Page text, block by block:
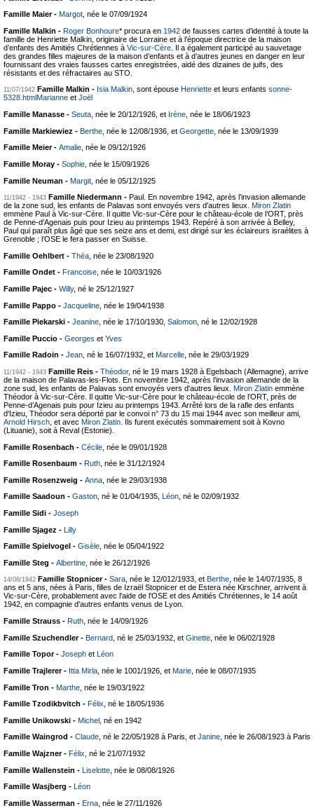
Famille Maier - Margot , née le 07/09/1924
Famille Malkin - Roger Bonhoure* procura en 1942 de fausses cartes d’identité à toute la
famille de Henriette Malkin, originaire de Lorraine et à l’époque directrice de la maison
d’enfants des Amitiés Chrétiennes à Vic-sur-Cère . Il a également participé au sauvetage
des grandes filles majeures de la maison d’enfants et à d’autres jeunes en danger en leur
fournissant des vraies fausses cartes enregistrées, aidé des dizaines de juifs, des
résistants et des réfractaires au STO.
11/07/1942 Famille Malkin - Isia Malkin, sont épouse Henriette et leurs enfants sonne-
5328.htmlMarianne et Joël
Famille Manasse - Seuta , née le 20/12/1926, et Irène , née le 18/06/1923
Famille Markiewiez - Berthe , née le 12/08/1936, et Georgette , née le 13/09/1939
Famille Meier - Amalie , née le 09/12/1926
Famille Moray - Sophie , née le 15/09/1926
Famille Neuman - Margit , née le 05/12/1925
11/1942 - 1943 Famille Niedermann - Paul. En novembre 1942, après l’invasion allemande
de la zone sud, les enfants de Palavas sont envoyés vers d'autres lieux. Miron Zlatin
emmène Paul à Vic-sur-Cère. Il quitte Vic-sur-Cère pour le château-école de l’ORT, près
de Penne-d’Agenais puis pour Izieu au printemps 1943. Repéré à son arrivée à Belley,
Paul qui paraît plus âgé que ses seize ans et demi, est dirigé sur les éclaireurs israélites à
Grenoble ; l’OSE le fera passer en Suisse.
Famille Oehlbert - Théa , née le 23/08/1920
Famille Ondet - Francoise , née le 10/03/1926
Famille Pajec - Willy, né le 25/12/1927
Famille Pappo - Jacqueline , née le 19/04/1938
Famille Piekarski - Jeanine , née le 17/10/1930, Salomon , né le 12/02/1928
Famille Puccio - Georges et Yves
Famille Radoin - Jean , né le 16/07/1932, et Marcelle , née le 29/03/1929
11/1942 - 1943 Famille Reis - Théodor, né le 19 mars 1928 à Egelsbach (Allemagne), arrive
de la maison de Palavas-les-Flots. En novembre 1942, après l’invasion allemande de la
zone sud, les enfants de Palavas sont envoyés vers d'autres lieux. Miron Zlatin emmène
Théodor à Vic-sur-Cère. Il quitte Vic-sur-Cère pour le château-école de l’ORT, près de
Penne-d’Agenais puis pour Izieu au printemps 1943. Arrêté lors de la rafle des enfants
d'Izieu, Théodor sera déporté par le convoi n° 73 du 15 mai 1944 avec son meilleur ami,
Arnold Hirsch , et avec Miron Zlatin . Ils furent exécutés sommairement soit à Kovno
(Lituanie), soit à Reval (Estonie).
Famille Rosenbach - Cécile , née le 09/01/1928
Famille Rosenbaum - Ruth , née le 31/12/1924
Famille Rosenzweig - Anna , née le 29/03/1938
Famille Saadoun - Gaston, né le 01/04/1935, Léon, né le 02/09/1932
Famille Sidi - Joseph
Famille Sjagez - Lilly
Famille Spielvogel - Gisèle , née le 05/04/1922
Famille Steg - Albertine , née le 26/12/1926
14/08/1942 Famille Stopnicer - Sara, née le 12/012/1933, et Berthe, née le 14/07/1935, 8
ans et 5 ans, nées à Paris, filles de Izraël Stopnicer et de Estera née Kirschner, arrivent à
Vic-sur-Cère, probablement avec l'aide de l'OSE et des Amitiés Chrétiennes, le 14 août
1942, en compagnie d'autres enfants venus de Lyon.
Famille Strauss - Ruth , née le 14/09/1926
Famille Szuchendler - Bernard , né le 25/03/1932, et Ginette , née le 06/02/1928
Famille Topor - Joseph et
Léon
Famille Trajlerer - Itta Mirla , née le 1001/1926, et Marie , née le 08/07/1935
Famille Tron - Marthe , née le 19/03/1922
Famille Tzodikbvitch - Félix , né le 18/05/1936
Famille Unikowski - Michel , né en 1942
Famille Waingrod - Claude , né le 22/05/1928 à Paris, et Janine , née le 26/08/1923 à Paris
Famille Wajzner - Félix , né le 21/07/1932
Famille Wallenstein - Liselotte , née le 08/08/1926
Famille Wasjberg - Léon
Famille Wasserman - Erna , née le 27/11/1926